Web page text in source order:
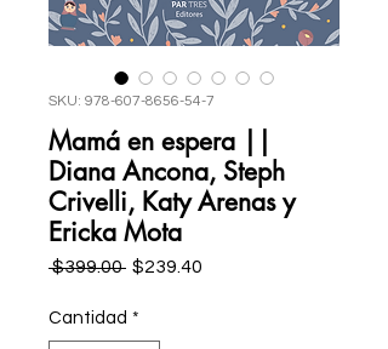
SKU: 978-607-8656-54-7
Mamá en espera ||
Diana Ancona, Steph
Crivelli, Katy Arenas y
Ericka Mota
$399.00 Precio
$239.40
Cantidad *